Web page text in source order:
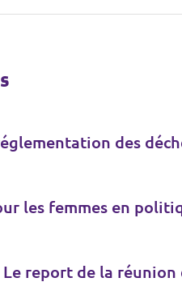
des
les femmes en
Le report de la